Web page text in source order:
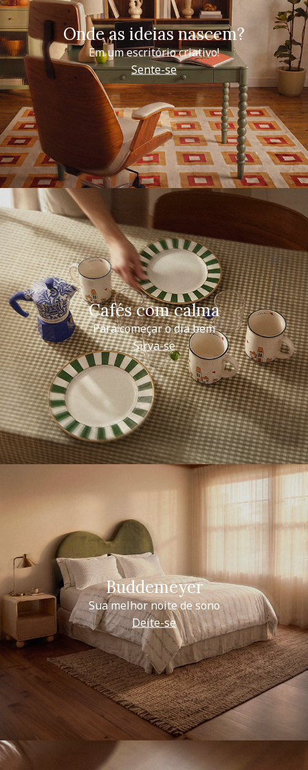
Onde as ideias nascem?
Em um escritório criativo!
Sente-se
Cafés com calma
Para começar o dia bem
Sirva-se
Buddemeyer
Sua melhor noite de sono
Deite-se